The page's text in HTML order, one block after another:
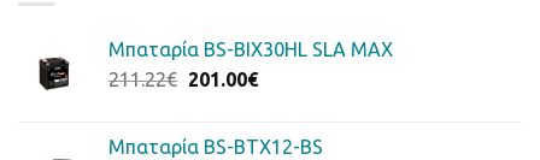
Μπαταρία BS-BIX30HL SLA MAX
211.22€ Original
211.22€.
201.00€Η
είναι:
Μπαταρία BS-BTX12-BS